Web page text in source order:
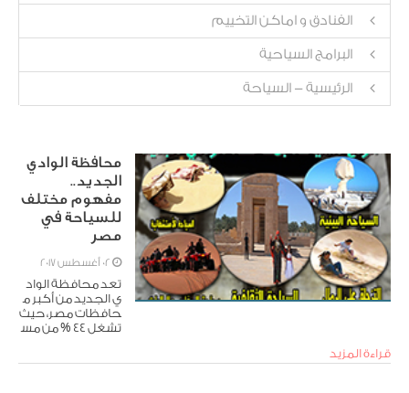
الفنادق و اماكن التخييم
البرامج السياحية
الرئيسية - السياحة
محافظة الوادي
الجديد..
مفهوم مختلف
للسياحة في
مصر
تعد محافظة الواد
ي الجديد من أكبر م
حافظات مصر، حيث
تشغل 44 % من مس
قراءة المزيد